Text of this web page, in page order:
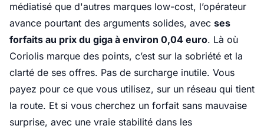
médiatisé que d'autres marques low-cost, l’opérateur
avance pourtant des arguments solides, avec ses
forfaits au prix du giga à environ 0,04 euro. Là où
Coriolis marque des points, c’est sur la sobriété et la
clarté de ses offres. Pas de surcharge inutile. Vous
payez pour ce que vous utilisez, sur un réseau qui tient
la route. Et si vous cherchez un forfait sans mauvaise
surprise, avec une vraie stabilité dans les